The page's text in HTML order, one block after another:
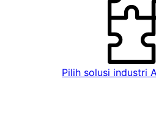
Pilih solusi industri